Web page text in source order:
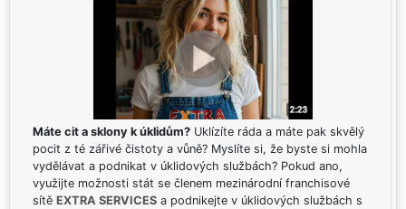
Máte cit a sklony k úklidům? Uklízíte ráda a máte pak skvělý
pocit z té zářivé čistoty a vůně? Myslíte si, že byste si mohla
vydělávat a podnikat v úklidových službách? Pokud ano,
využijte možnosti stát se členem mezinárodní franchisové
sítě EXTRA SERVICES a podnikejte v úklidových službách s